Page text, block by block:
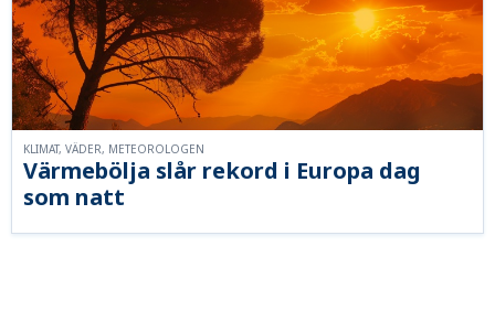
Värmebölja slår rekord i Europa dag
som natt
KLIMAT, VÄDER, METEOROLOGEN